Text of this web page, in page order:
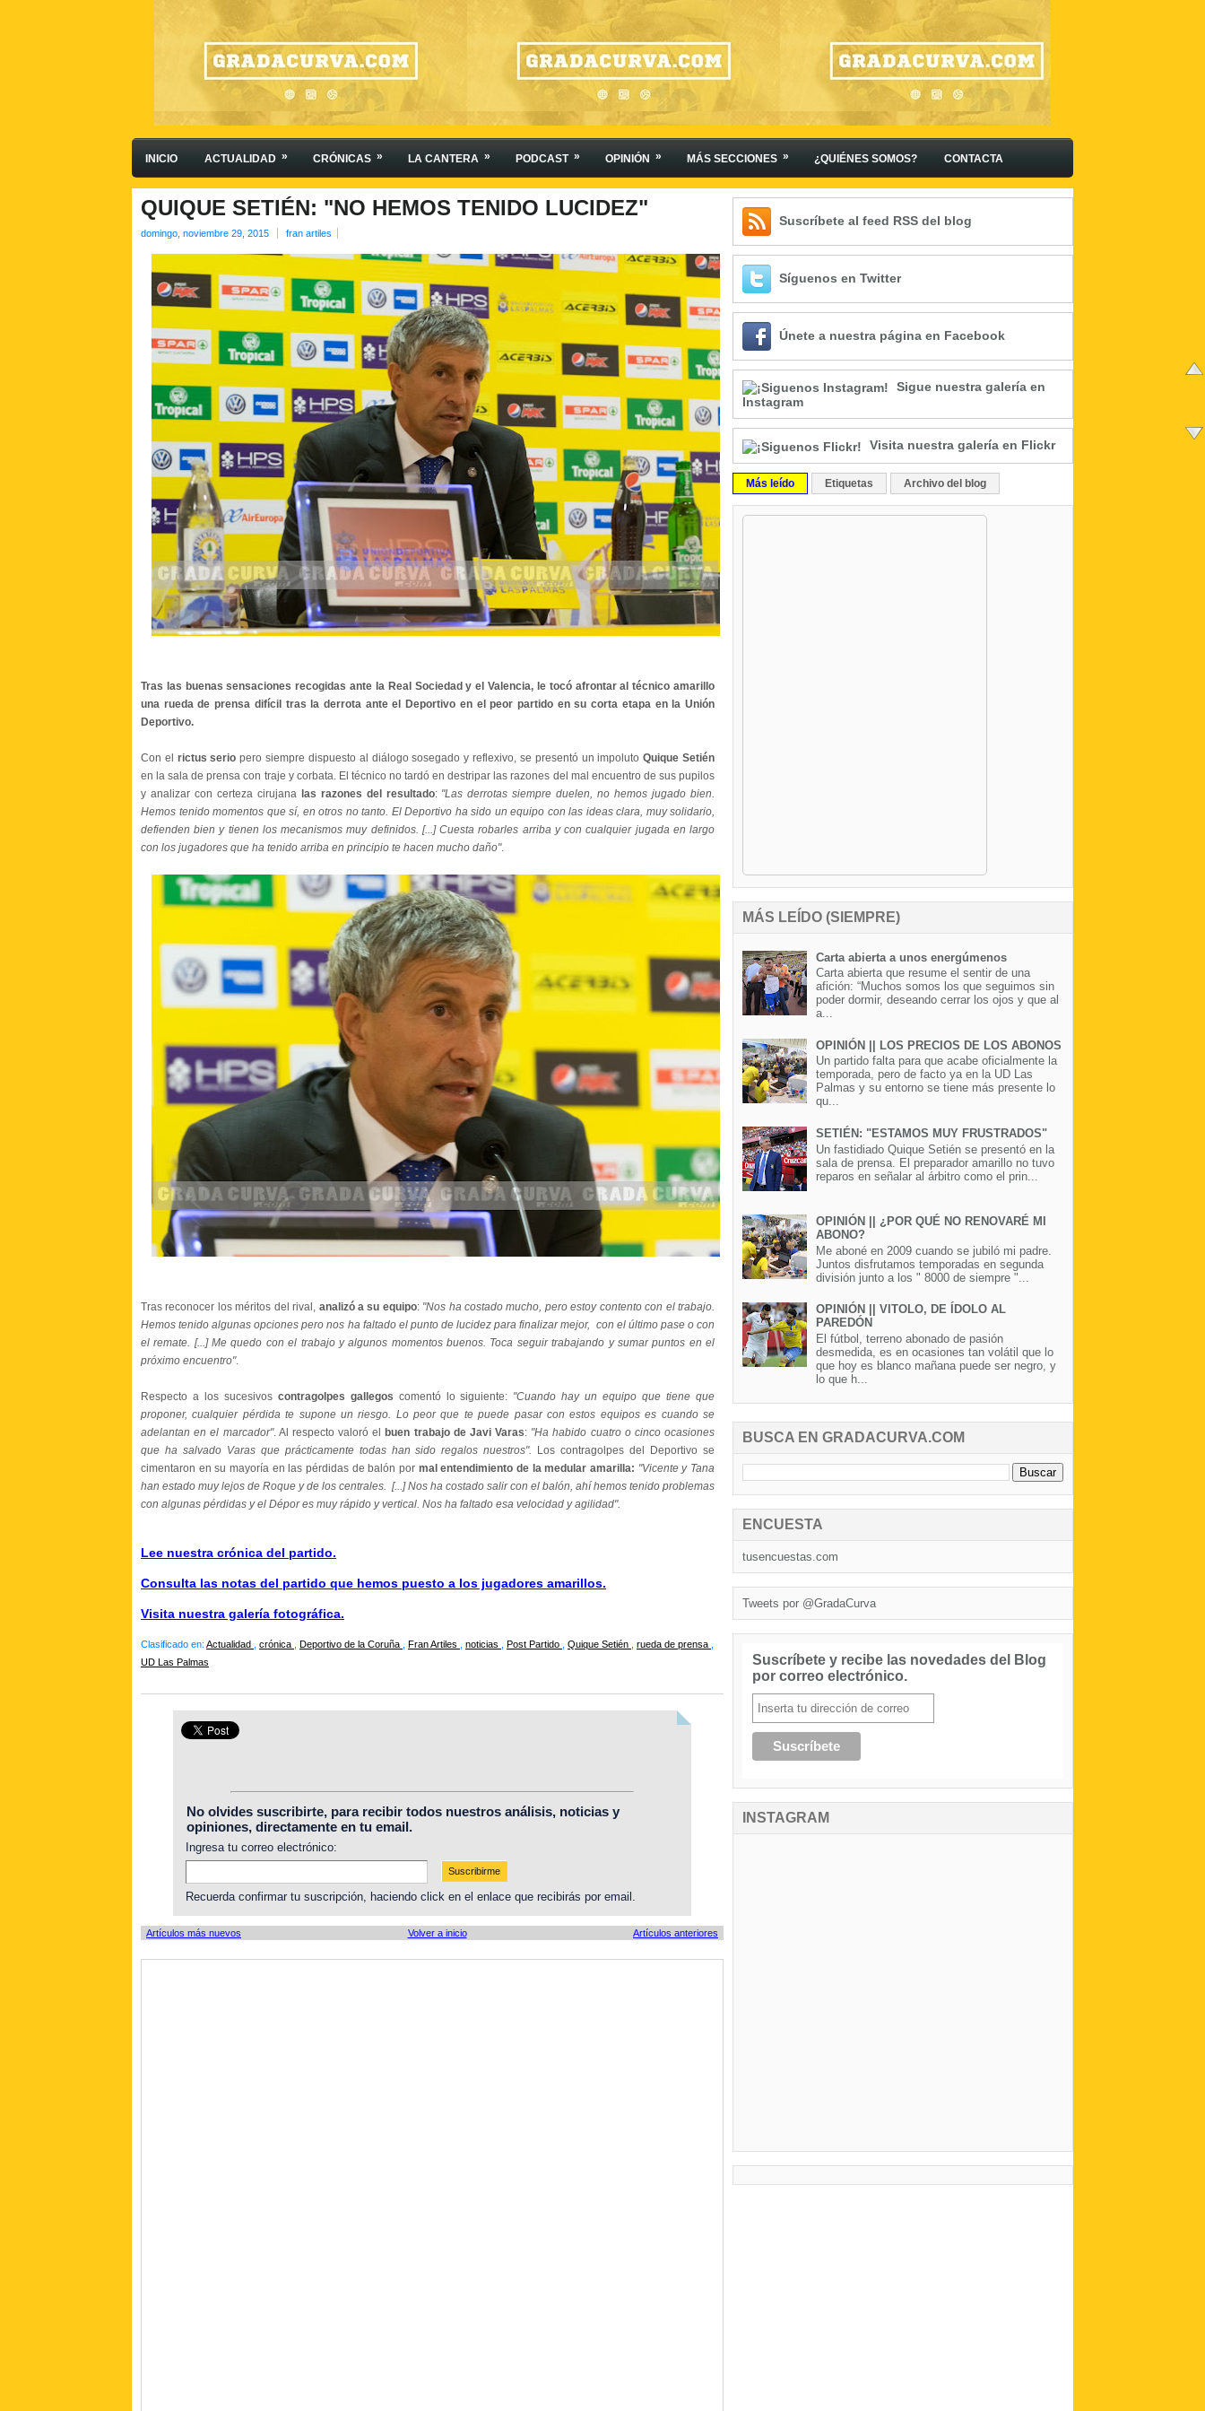
INICIO ACTUALIDAD » CRÓNICAS » LA CANTERA » PODCAST » OPINIÓN » MÁS SECCIONES » ¿QUIÉNES SOMOS? CONTACTA
QUIQUE SETIÉN: "NO HEMOS TENIDO LUCIDEZ"
domingo, noviembre 29, 2015 fran artiles
Tras las buenas sensaciones recogidas ante la Real Sociedad y el Valencia, le tocó afrontar al técnico amarillo
una rueda de prensa difícil tras la derrota ante el Deportivo en el peor partido en su corta etapa en la Unión
Deportivo.
Con el rictus serio pero siempre dispuesto al diálogo sosegado y reflexivo, se presentó un impolutoQuique Setién
en la sala de prensa con traje y corbata. El técnico no tardó en destripar las razones del mal encuentro de sus pupilos
y analizar con certeza cirujanalas razones del resultado: "Las derrotas siempre duelen, no hemos jugado bien.
Hemos tenido momentos que sí, en otros no tanto. El Deportivo ha sido un equipo con las ideas clara, muy solidario,
defienden bien y tienen los mecanismos muy definidos. [...] Cuesta robarles arriba y con cualquier jugada en largo
con los jugadores que ha tenido arriba en principio te hacen mucho daño".
Tras reconocer los méritos del rival, analizó a su equipo: "Nos ha costado mucho, pero estoy contento con el trabajo.
Hemos tenido algunas opciones pero nos ha faltado el punto de lucidez para finalizar mejor, con el último pase o con
el remate. [...] Me quedo con el trabajo y algunos momentos buenos. Toca seguir trabajando y sumar puntos en el
próximo encuentro".
Respecto a los sucesivoscontragolpes gallegos comentó lo siguiente: "Cuando hay un equipo que tiene que
proponer, cualquier pérdida te supone un riesgo. Lo peor que te puede pasar con estos equipos es cuando se
adelantan en el marcador". Al respecto valoró el buen trabajo de Javi Varas: "Ha habido cuatro o cinco ocasiones
que ha salvado Varas que prácticamente todas han sido regalos nuestros". Los contragolpes del Deportivo se
cimentaron en su mayoría en las pérdidas de balón por mal entendimiento de la medular amarilla: "Vicente y Tana
han estado muy lejos de Roque y de los centrales. [...] Nos ha costado salir con el balón, ahí hemos tenido problemas
con algunas pérdidas y el Dépor es muy rápido y vertical. Nos ha faltado esa velocidad y agilidad".
Lee nuestra crónica del partido.
Consulta las notas del partido que hemos puesto a los jugadores amarillos.
Visita nuestra galería fotográfica.
Clasificado en: Actualidad crónica Deportivo de la Coruña Fran Artiles noticias Post Partido Quique Setién rueda de prensa
UD Las Palmas
No olvides suscribirte, para recibir todos nuestros análisis, noticias y
opiniones, directamente en tu email.
Ingresa tu correo electrónico:
Recuerda confirmar tu suscripción, haciendo click en el enlace que recibirás por email.
Artículos más nuevos Artículos anteriores
Volver a inicio
Suscríbete al feed RSS del blog
Síguenos en Twitter
Únete a nuestra página en Facebook
Sigue nuestra galería en
Instagram
Visita nuestra galería en Flickr
Más leído Etiquetas Archivo del blog
MÁS LEÍDO (SIEMPRE)
Carta abierta a unos energúmenos
Carta abierta que resume el sentir de una
afición: “Muchos somos los que seguimos sin
poder dormir, deseando cerrar los ojos y que al
a...
OPINIÓN || LOS PRECIOS DE LOS ABONOS
Un partido falta para que acabe oficialmente la
temporada, pero de facto ya en la UD Las
Palmas y su entorno se tiene más presente lo
qu...
SETIÉN: "ESTAMOS MUY FRUSTRADOS"
Un fastidiado Quique Setién se presentó en la
sala de prensa. El preparador amarillo no tuvo
reparos en señalar al árbitro como el prin...
OPINIÓN || ¿POR QUÉ NO RENOVARÉ MI
ABONO?
Me aboné en 2009 cuando se jubiló mi padre.
Juntos disfrutamos temporadas en segunda
división junto a los " 8000 de siempre "...
OPINIÓN || VITOLO, DE ÍDOLO AL
PAREDÓN
El fútbol, terreno abonado de pasión
desmedida, es en ocasiones tan volátil que lo
que hoy es blanco mañana puede ser negro, y
lo que h...
BUSCA EN GRADACURVA.COM
ENCUESTA
tusencuestas.com
Tweets por @GradaCurva
Suscríbete y recibe las novedades del Blog
por correo electrónico.
INSTAGRAM